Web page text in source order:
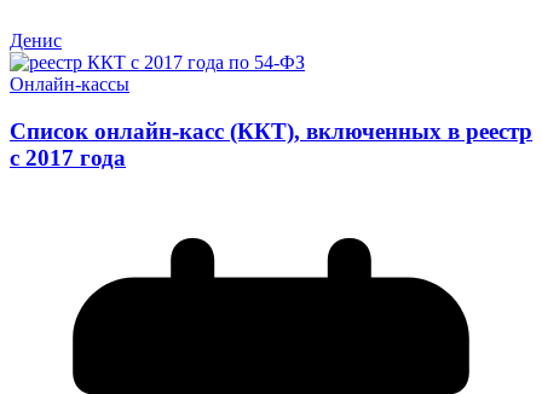
Денис
Онлайн-кассы
Список онлайн-касс (ККТ), включенных в реестр
с 2017 года